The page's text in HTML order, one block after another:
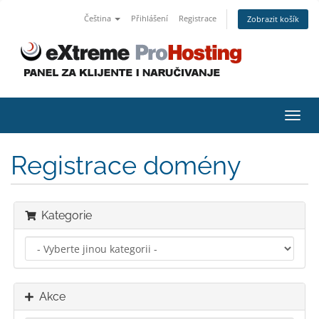
Čeština Přihlášení Registrace Zobrazit košík
Registrace domény
Kategorie
Akce